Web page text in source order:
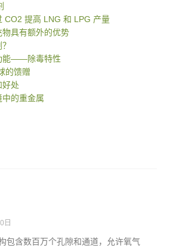
CO2 提高 LNG 和 LPG 产量
具有额外的优势
能——除毒特性
的馈赠
好处
的重金属
日
包含数百万个孔隙和通道，允许氧气